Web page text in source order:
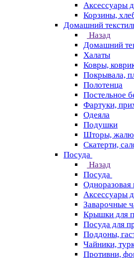
Аксессуары
Корзины,
Домашний
Назад
Домашний
Халаты
Ковры,
Покрывала,
Полотенца
Постельное
Фартуки,
Одеяла
Подушки
Шторы,
Скатерти,
Посуда
Назад
Посуда
Одноразовая
Аксессуары
Заварочные
Крышки для
Посуда для
Поддоны,
Чайники,
Противни,